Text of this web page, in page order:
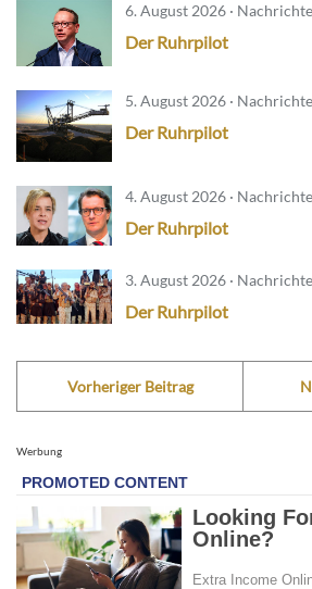
6. August 2026 ·
Der Ruhrpilot
5. August 2026 ·
Der Ruhrpilot
4. August 2026 ·
Der Ruhrpilot
3. August 2026 ·
Der Ruhrpilot
Vorheriger Beitrag
Werbung